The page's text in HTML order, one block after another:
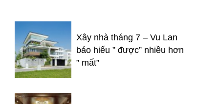
Xây nhà tháng 7 – Vu Lan
báo hiếu ” được” nhiều hơn
” mất”